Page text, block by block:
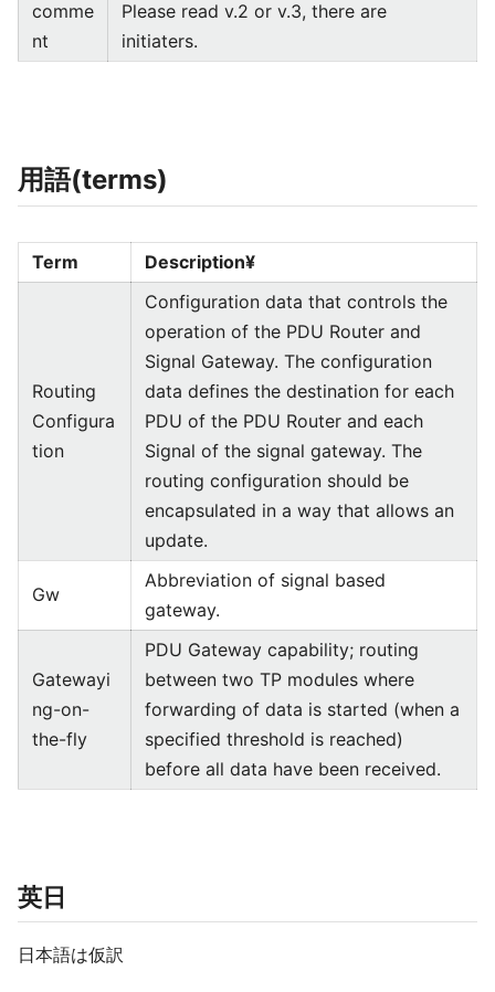
comme
nt
Please read v.2 or v.3, there are
initiaters.
用語(terms)
Term Description¥
Routing
Configura
tion
Configuration data that controls the
operation of the PDU Router and
Signal Gateway. The configuration
data defines the destination for each
PDU of the PDU Router and each
Signal of the signal gateway. The
routing configuration should be
encapsulated in a way that allows an
update.
Gw
Abbreviation of signal based
gateway.
Gatewayi
ng-on-
the-fly
PDU Gateway capability; routing
between two TP modules where
forwarding of data is started (when a
specified threshold is reached)
before all data have been received.
英日
日本語は仮訳